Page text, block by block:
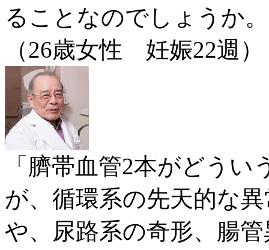
ることなのでしょうか。
（26歳女性 妊娠22週）
「臍帯血管2本がどう
が、循環系の先天的な
や、尿路系の奇形、腸